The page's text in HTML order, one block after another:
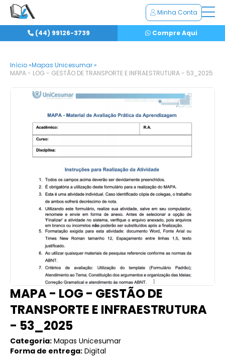
Minha Conta
(44) 99126-3739 Compre Aqui
Início »Mapas Unicesumar »
MAPA - LOG - GESTÃO DE TRANSPORTE E INFRAESTRUTURA - 53_2025
MAPA - LOG - GESTÃO DE
TRANSPORTE E INFRAESTRUTURA
- 53_2025
Categoria: Mapas Unicesumar
Forma de entrega: Digital